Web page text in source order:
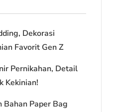
Dekorasi
Favorit Gen Z
Pernikahan, Detail
Kekinian!
Bahan Paper Bag